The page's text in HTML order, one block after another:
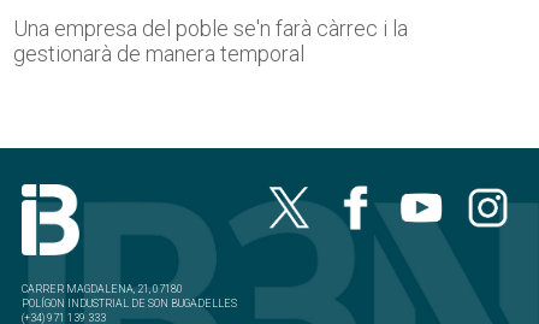
Una empresa del poble se'n farà càrrec i la
gestionarà de manera temporal
CARRER MAGDALENA, 21, 07180
POLÍGON INDUSTRIAL DE SON BUGADELLES
(+34) 971 139 333